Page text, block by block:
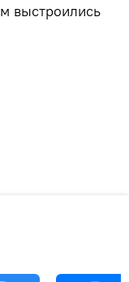
выстроились